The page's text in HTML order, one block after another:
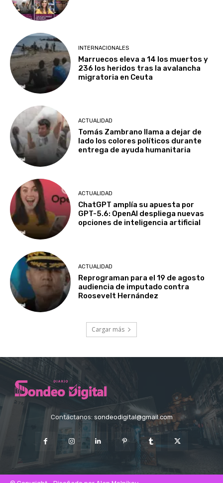
INTERNACIONALES
Marruecos eleva a 14 los muertos y
236 los heridos tras la avalancha
migratoria en Ceuta
ACTUALIDAD
Tomás Zambrano llama a dejar de
lado los colores políticos durante
entrega de ayuda humanitaria
ACTUALIDAD
ChatGPT amplía su apuesta por
GPT-5.6: OpenAI despliega nuevas
opciones de inteligencia artificial
ACTUALIDAD
Reprograman para el 19 de agosto
audiencia de imputado contra
Roosevelt Hernández
Cargar más
Contáctanos: sondeodigital@gmail.com